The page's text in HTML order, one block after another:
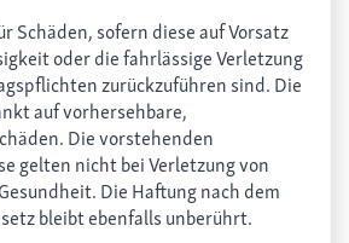
Schäden, sofern diese auf Vorsatz
oder die fahrlässige Verletzung
zurückzuführen sind. Die
auf vorhersehbare,
Die vorstehenden
gelten nicht bei Verletzung von
Die Haftung nach dem
bleibt ebenfalls unberührt.